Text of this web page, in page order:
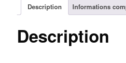
Description Informations
Description